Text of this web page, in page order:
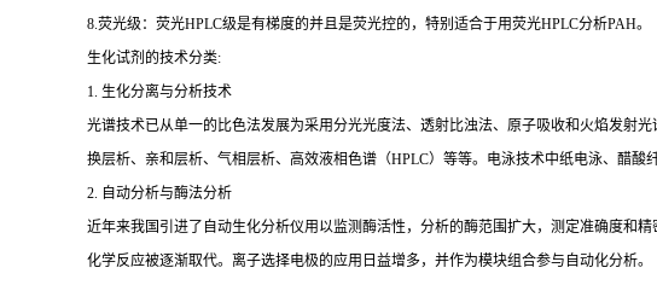
8.荧光级：荧光HPLC级是有梯度的并且是荧光控的，特别适合于用荧光HPLC分析PAH。
生化试剂的技术分类:
1. 生化分离与分析技术
光谱技术已从单一的比色法发展为采用分光光度法、透射比浊法、原子吸收和火焰发射
换层析、亲和层析、气相层析、高效液相色谱（HPLC）等等。电泳技术中纸电泳、醋
2. 自动分析与酶法分析
近年来我国引进了自动生化分析仪用以监测酶活性，分析的酶范围扩大，测定准确度和
化学反应被逐渐取代。离子选择电极的应用日益增多，并作为模块组合参与自动化分析。